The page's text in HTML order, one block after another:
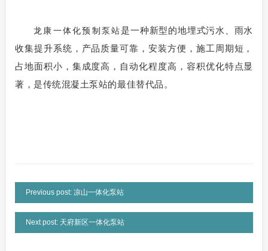
龙康一体化预制泵站 是一种新型的地埋式污水、雨水
收集提升系统，产品质量可靠，安装方便，施工周期短，
占地面积小，集成度高，自动化程度高，容积优化特点显
著，是传统混凝土泵站的最佳替代品。
Previous post: 凉山一体化泵站
Next post: 天府新区一体化泵站